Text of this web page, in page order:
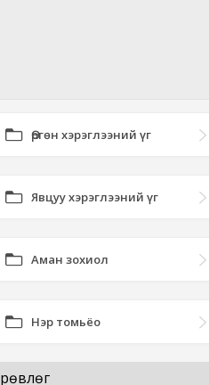
Өргөн хэрэглээний үг
Явцуу хэрэглээний үг
Аман зохиол
Нэр томьёо
Өрөвлөг